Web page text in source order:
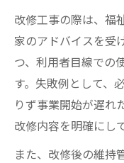
改修工事の際は、福
家のアドバイスを受
つ、利用者目線での
す。失敗例として、
りず事業開始が遅れ
改修内容を明確にし
また、改修後の維持